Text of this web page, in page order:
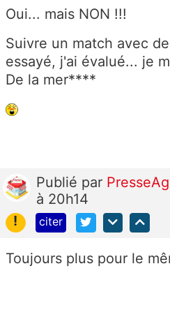
Oui... mais NON !!!
Suivre un match avec
essayé, j'ai évalué... je
De la mer****
Publié par
à 20h14
!
citer
Toujours plus pour le